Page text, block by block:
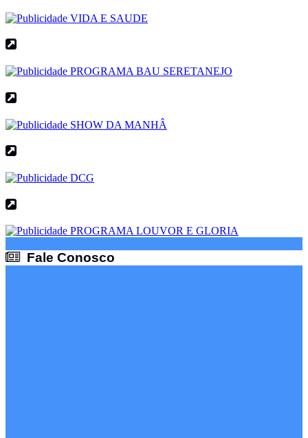
Fale Conosco